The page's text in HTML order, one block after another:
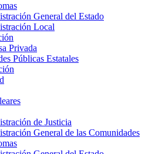
General del Estado
Local
Privada
Públicas Estatales
de Justicia
General de las Comunidades